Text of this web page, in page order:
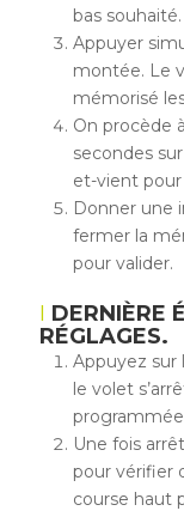
bas souhaité.
Appuyer
montée. Le
mémorisé
On procède
secondes
et-vient pour
Donner une
fermer la
pour valider.
DERNIÈRE
RÉGLAGES.
Appuyez sur
le volet
Une fois
pour vérifier
course haut